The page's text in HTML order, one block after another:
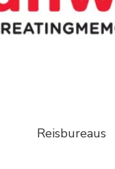
Reisbureaus